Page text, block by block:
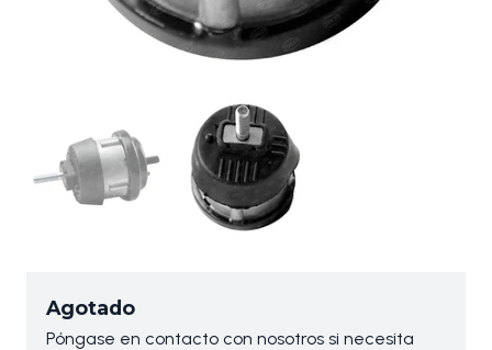
Agotado
Póngase en contacto con nosotros si necesita